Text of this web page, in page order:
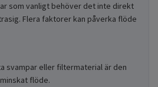
som vanligt behöver det inte direkt
Flera faktorer kan påverka flöde
svampar eller filtermaterial är den
flöde.